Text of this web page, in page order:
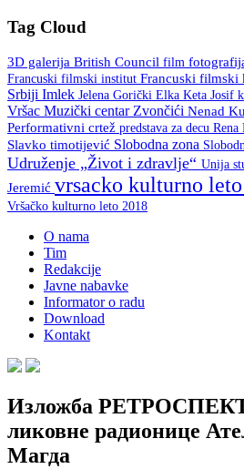
Tag Cloud
3D galerija British Council film
Francuski filmski institut Francuski filmski
Srbiji Imlek Jelena Gorički Elka Keta Josif
Vršac Muzički centar Zvončići Nenad
Performativni crtež predstava za decu Rena
Slavko timotijević Slobodna zona
Udruženje „Život i zdravlje“ Unija
Jeremić vrsacko kulturno leto
Vršačko kulturno leto 2018
O nama
Tim
Redakcije
Javne nabavke
Informator o radu
Download
Kontakt
Изложба
ликовне радионице
Магда